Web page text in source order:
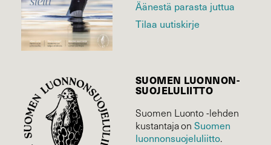
Äänestä parasta juttua
Tilaa uutiskirje
SUOMEN LUONNON­
SUOJELU­LIITTO
Suomen Luonto -lehden
kustantaja onSuomen
luonnonsuojelu­liitto.